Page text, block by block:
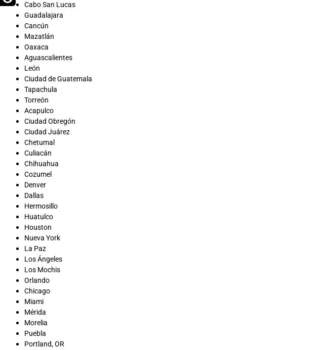
Cabo San Lucas
Guadalajara
Cancún
Mazatlán
Oaxaca
Aguascalientes
León
Ciudad de Guatemala
Tapachula
Torreón
Acapulco
Ciudad Obregón
Ciudad Juárez
Chetumal
Culiacán
Chihuahua
Cozumel
Denver
Dallas
Hermosillo
Huatulco
Houston
Nueva York
La Paz
Los Ángeles
Los Mochis
Orlando
Chicago
Miami
Mérida
Morelia
Puebla
Portland, OR